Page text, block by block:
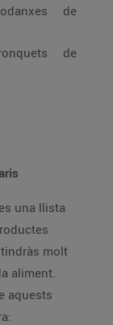
de
de
una llista
molt
aliment.
aquests